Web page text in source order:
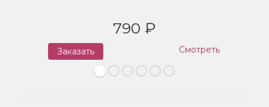
790 ₽
Заказать Смотреть